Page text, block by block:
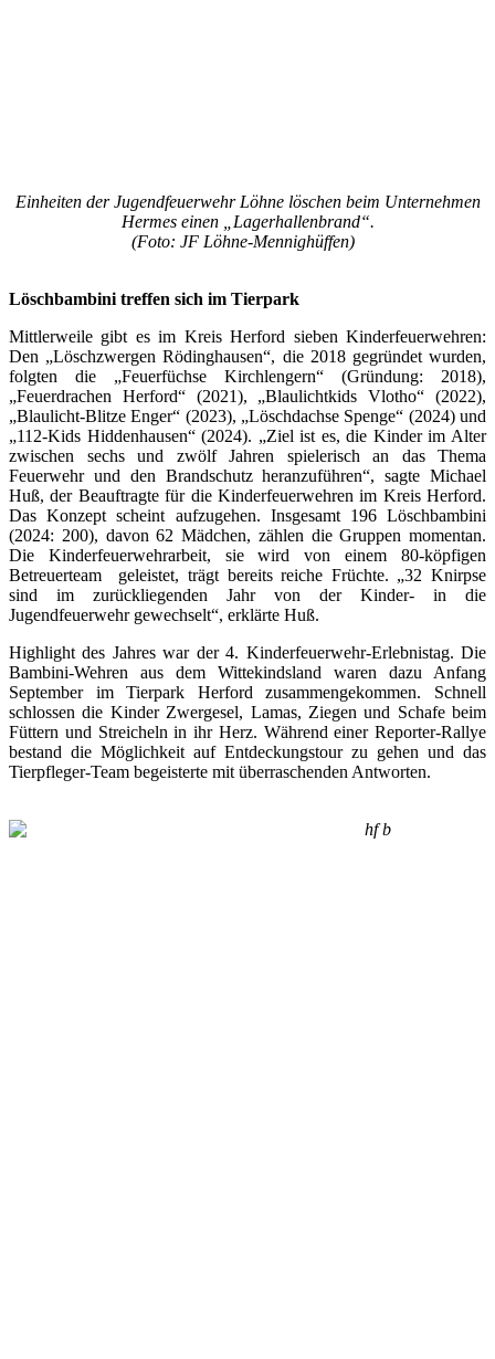
Einheiten der Jugendfeuerwehr Löhne löschen beim Unternehmen
Hermes einen „Lagerhallenbrand“.
(Foto: JF Löhne-Mennighüffen)
Löschbambini treffen sich im Tierpark
Mittlerweile gibt es im Kreis Herford sieben Kinderfeuerwehren:
Den „Löschzwergen Rödinghausen“, die 2018 gegründet wurden,
folgten die „Feuerfüchse Kirchlengern“ (Gründung: 2018),
„Feuerdrachen Herford“ (2021), „Blaulichtkids Vlotho“ (2022),
„Blaulicht-Blitze Enger“ (2023), „Löschdachse Spenge“ (2024) und
„112-Kids Hiddenhausen“ (2024). „Ziel ist es, die Kinder im Alter
zwischen sechs und zwölf Jahren spielerisch an das Thema
Feuerwehr und den Brandschutz heranzuführen“, sagte Michael
Huß, der Beauftragte für die Kinderfeuerwehren im Kreis Herford.
Das Konzept scheint aufzugehen. Insgesamt 196 Löschbambini
(2024: 200), davon 62 Mädchen, zählen die Gruppen momentan.
Die Kinderfeuerwehrarbeit, sie wird von einem 80-köpfigen
Betreuerteam geleistet, trägt bereits reiche Früchte. „32 Knirpse
sind im zurückliegenden Jahr von der Kinder- in die
Jugendfeuerwehr gewechselt“, erklärte Huß.
Highlight des Jahres war der 4. Kinderfeuerwehr-Erlebnistag. Die
Bambini-Wehren aus dem Wittekindsland waren dazu Anfang
September im Tierpark Herford zusammengekommen. Schnell
schlossen die Kinder Zwergesel, Lamas, Ziegen und Schafe beim
Füttern und Streicheln in ihr Herz. Während einer Reporter-Rallye
bestand die Möglichkeit auf Entdeckungstour zu gehen und das
Tierpfleger-Team begeisterte mit überraschenden Antworten.